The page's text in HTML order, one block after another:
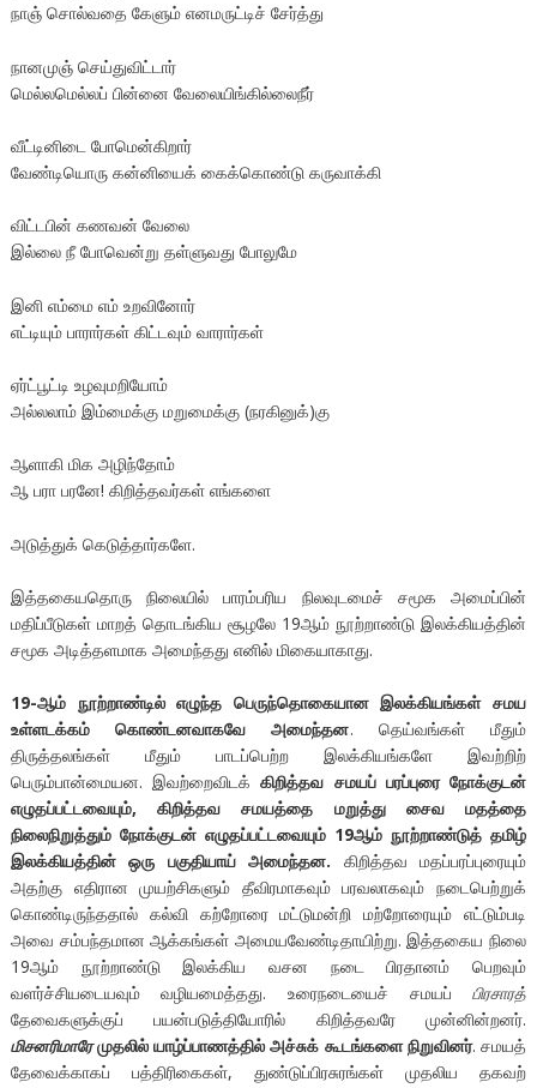
நாஞ் சொல்வதை கேளும் எனமருட்டிச் சேர்த்து
நானமுஞ் செய்துவிட்டார்
மெல்லமெல்லப் பின்னை வேலையிங்கில்லைநீர்
வீட்டினிடை போமென்கிறார்
வேண்டியொரு கன்னியைக் கைக்கொண்டு கருவாக்கி
விட்டபின் கணவன் வேலை
இல்லை நீ போவென்று தள்ளுவது போலுமே
இனி எம்மை எம் உறவினோர்
எட்டியும் பாரார்கள் கிட்டவும் வாரார்கள்
ஏர்ட்பூட்டி உழவுமறியோம்
அல்லலாம் இம்மைக்கு மறுமைக்கு (நரகினுக்)கு
ஆளாகி மிக அழிந்தோம்
ஆ பரா பரனே! கிறித்தவர்கள் எங்களை
அடுத்துக் கெடுத்தார்களே.
இத்தகையதொரு நிலையில் பாரம்பரிய நிலவுடமைச் சமூக அமைப்பின்
மதிப்பீடுகள் மாறத் தொடங்கிய சூழலே 19ஆம் நூற்றாண்டு இலக்கியத்தின்
சமூக அடித்தளமாக அமைந்தது எனில் மிகையாகாது.
19-ஆம் நூற்றாண்டில் எழுந்த பெருந்தொகையான இலக்கியங்கள் சமய
உள்ளடக்கம் கொண்டனவாகவே அமைந்தன. தெய்வங்கள் மீதும்
திருத்தலங்கள் மீதும் பாடப்பெற்ற இலக்கியங்களே இவற்றிற்
பெரும்பான்மையன. இவற்றைவிடக்கிறித்தவ சமயப் பரப்புரை நோக்குடன்
எழுதப்பட்டவையும், கிறித்தவ சமயத்தை மறுத்து சைவ மதத்தை
நிலைநிறுத்தும் நோக்குடன் எழுதப்பட்டவையும் 19ஆம் நூற்றாண்டுத் தமிழ்
இலக்கியத்தின் ஒரு பகுதியாய் அமைந்தன. கிறித்தவ மதப்பரப்புரையும்
அதற்கு எதிரான முயற்சிகளும் தீவிரமாகவும் பரவலாகவும் நடைபெற்றுக்
கொண்டிருந்ததால் கல்வி கற்றோரை மட்டுமன்றி மற்றோரையும் எட்டும்படி
அவை சம்பந்தமான ஆக்கங்கள் அமையவேண்டிதாயிற்று. இத்தகைய நிலை
19ஆம் நூற்றாண்டு இலக்கிய வசன நடை பிரதானம் பெறவும்
வளர்ச்சியடையவும் வழியமைத்தது. உரைநடையைச் சமயப்பிரசாரத்
தேவைகளுக்குப் பயன்படுத்தியோரில் கிறித்தவரே முன்னின்றனர்.
மிசனரிமாரேமுதலில் யாழ்ப்பாணத்தில் அச்சுக் கூடங்களை நிறுவினர். சமயத்
தேவைக்காகப் பத்திரிகைகள், துண்டுப்பிரசுரங்கள் முதலிய தகவற்